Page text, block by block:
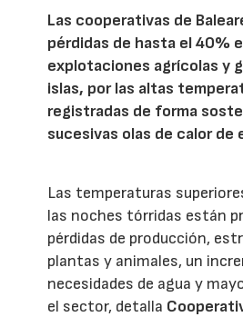
Las cooperativas de
pérdidas de hasta el 40%
explotaciones agrícolas y
islas, por las altas
registradas de forma
sucesivas olas de calor de
Las temperaturas
las noches tórridas están
pérdidas de producción,
plantas y animales, un
necesidades de agua y
el sector, detalla